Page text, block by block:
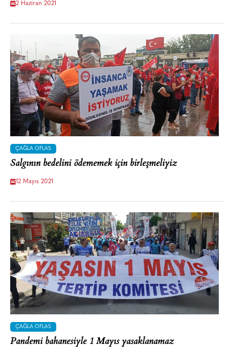
2 Haziran 2021
ÇAĞLA OFLAS
Salgının bedelini ödememek için birleşmeliyiz
12 Mayıs 2021
ÇAĞLA OFLAS
Pandemi bahanesiyle 1 Mayıs yasaklanamaz